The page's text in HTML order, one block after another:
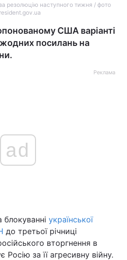
резолюцію наступного тижня / фото
США варіанті
посилань на
Реклама
ad
української
до третьої річниці
вторгнення в
Росію за її агресивну війну.